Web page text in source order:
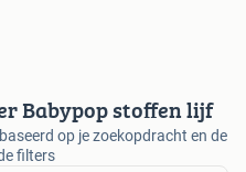
Babypop stoffen lijf
op je zoekopdracht en de
filters